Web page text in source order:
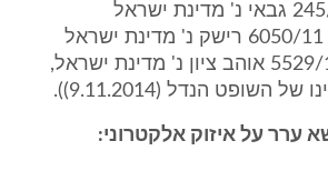
ובנוסף - רע"פ 245/10 ‏גבאי נ' מדינת ישראל
(13.4.2010); רע"פ 6050/11 רישק נ' מדינת ישראל
(5.9.2011); ע"פ 5529/12 אוהב ציון נ' מדינת ישראל,
ערר על איזוק אלקטרוני: